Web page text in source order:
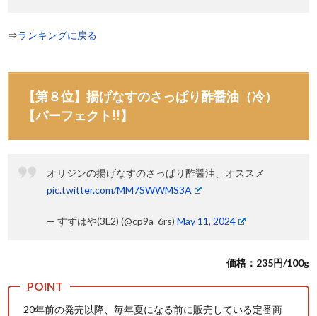
⇒ランキングに戻る
【第８位】揚げなすのさっぱり酢醤油（冷）
【パーフェクト!!】
オリジンの揚げなすのさっぱり酢醤油、オススメ
pic.twitter.com/MM7SWWMS3A
— すずはや(3L2) (@cp9a_6rs)May 11, 2024
価格：235円/100g
20年前の発売以降、毎年夏になる前に販売している定番商